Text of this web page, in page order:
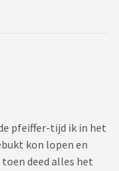
pfeiffer-tijd ik in het
kon lopen en
toen deed alles het